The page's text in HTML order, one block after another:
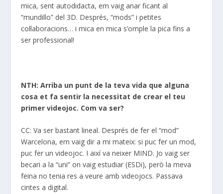
mica, sent autodidacta, em vaig anar ficant al
“mundillo” del 3D. Després, “mods” i petites
col·laboracions… i mica en mica s’omple la pica fins a
ser professional!
NTH: Arriba un punt de la teva vida que alguna
cosa et fa sentir la necessitat de crear el teu
primer videojoc. Com va ser?
CC: Va ser bastant lineal. Després de fer el “mod”
Warcelona, em vaig dir a mi mateix: si puc fer un mod,
puc fer un videojoc. I així va neixer MIND. Jo vaig ser
becari a la “uni” on vaig estudiar (ESDi), però la meva
feina no tenia res a veure amb videojocs. Passava
cintes a digital.